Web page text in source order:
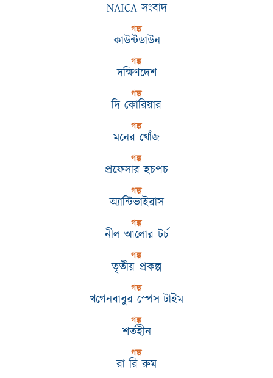
NAICA সংবাদ
গল্প
কাউন্টডাউন
গল্প
দক্ষিণদেশ
গল্প
দি কোরিয়ার
গল্প
মনের খোঁজ
গল্প
প্রফেসার হচপচ
গল্প
অ্যান্টিভাইরাস
গল্প
নীল আলোর টর্চ
গল্প
তৃতীয় প্রকল্প
গল্প
খগেনবাবুর স্পেস-টাইম
গল্প
শর্তহীন
গল্প
রা রি রুম